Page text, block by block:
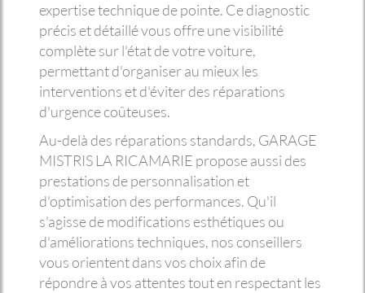
expertise technique de pointe. Ce diagnostic
précis et détaillé vous offre une visibilité
complète sur l'état de votre voiture,
permettant d'organiser au mieux les
interventions et d'éviter des réparations
d'urgence coûteuses.
Au-delà des réparations standards, GARAGE
MISTRIS LA RICAMARIE propose aussi des
prestations de personnalisation et
d'optimisation des performances. Qu'il
s'agisse de modifications esthétiques ou
d'améliorations techniques, nos conseillers
vous orientent dans vos choix afin de
répondre à vos attentes tout en respectant les